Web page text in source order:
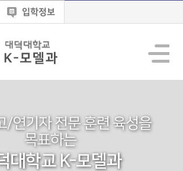
입학정보
/연기자 전문 훈련 육성을
목표하는
대학교 K-모델과